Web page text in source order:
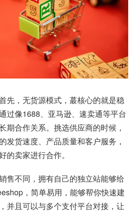
先，无货源模式，蕞核心的就是稳
过像1688、亚马逊、速卖通等平台
期合作关系。挑选供应商的时候，
发货速度、产品质量和客户服务，
的卖家进行合作。
售不同，拥有自己的独立站能够给
，简单易用，能够帮你快速建
并且可以与多个支付平台对接，让